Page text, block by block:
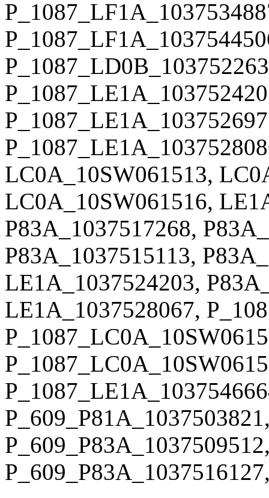
LC0A_10SW061513,
LC0A_10SW061516,
P83A_1037517268,
P83A_1037515113,
LE1A_1037524203,
LE1A_1037528067,